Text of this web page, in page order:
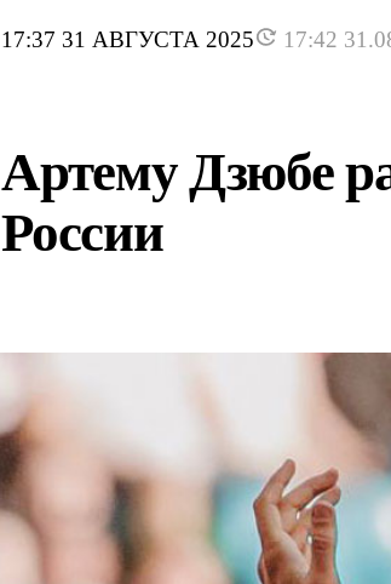
17:37 31 АВГУСТА 2025 17:42
Артему Дзюбе
России